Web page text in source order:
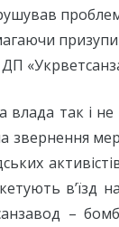
ДП
так і не
звернення
в’їзд
–